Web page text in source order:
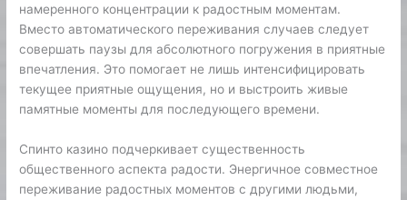
намеренного концентрации к радостным моментам.
Вместо автоматического переживания случаев следует
совершать паузы для абсолютного погружения в приятные
впечатления. Это помогает не лишь интенсифицировать
текущее приятные ощущения, но и выстроить живые
памятные моменты для последующего времени.
Спинто казино подчеркивает существенность
общественного аспекта радости. Энергичное совместное
переживание радостных моментов с другими людьми,